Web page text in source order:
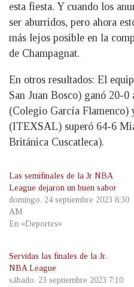
esta fiesta. Y cuando los
ser aburridos, pero ahora
más lejos posible en la
de Champagnat.
En otros resultados: El
San Juan Bosco) ganó 20-
(Colegio García Flamenco)
(ITEXSAL) superó 64-6
Británica Cuscatleca).
Las semifinales de la Jr NBA
League dejaron un buen sabor
domingo, 24 septiembre 2023 8:30
AM
En «Deportes»
Servidas las finales de la Jr.
NBA League
sábado, 23 septiembre 2023 7:10